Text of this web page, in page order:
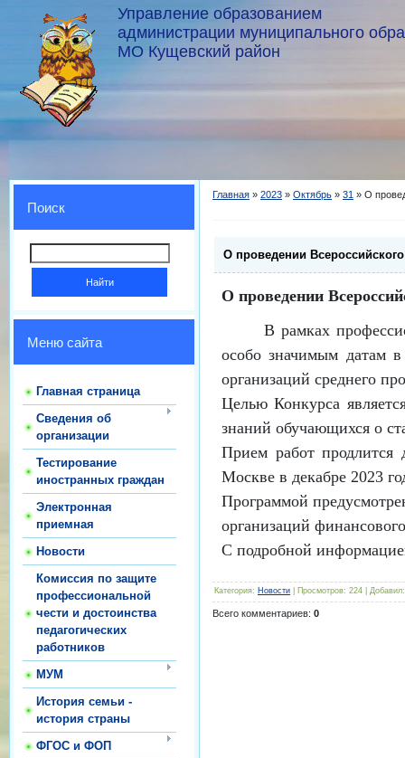
Управление образованием
администрации муниципального
МО Кущевский район
Поиск
Меню сайта
Главная страница
Сведения об
организации
Тестирование
иностранных граждан
Электронная
приемная
Новости
Комиссия по защите
профессиональной
чести и достоинства
педагогических
работников
МУМ
История семьи -
история страны
ФГОС и ФОП
Главная » 2023 » Октябрь » 31 » О
О проведении
О проведении
В рамках
особо значимым датам в
организаций среднего
Целью Конкурса
знаний обучающихся о
Прием работ продлится
Москве в декабре 2023
Программой
организаций
С подробной
Категория: Новости Просмотров: 224 Добавил:
Всего комментариев: 0